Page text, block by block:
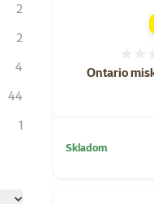
2
2
4
44
1
Ontario
Skladom